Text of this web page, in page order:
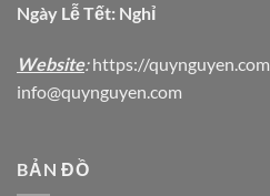
Ngày Lễ Tết: Nghỉ
Website:https://quynguyen.com
info@quynguyen.com
BẢN ĐỒ